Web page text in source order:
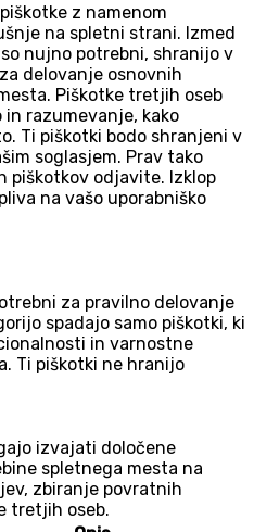
z namenom
na spletni strani. Izmed
nujno potrebni, shranijo v
delovanje osnovnih
Piškotke tretjih oseb
razumevanje, kako
Ti piškotki bodo shranjeni v
soglasjem. Prav tako
piškotkov odjavite. Izklop
na vašo uporabniško
za pravilno delovanje
spadajo samo piškotki, ki
in varnostne
Ti piškotki ne hranijo
izvajati določene
spletnega mesta na
zbiranje povratnih
tretjih oseb.